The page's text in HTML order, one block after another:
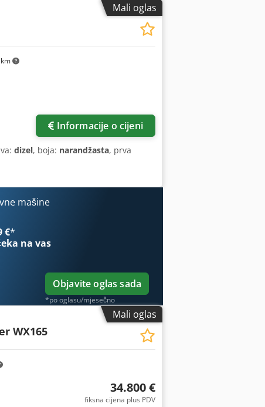
Mali oglas
Informacije o cijeni
dizel, boja: narandžasta, prva
mašine
€*
na vas
Objavite oglas sada
*po oglasu/mjesečno
Mali oglas
WX165
34.800 €
fiksna cijena plus PDV